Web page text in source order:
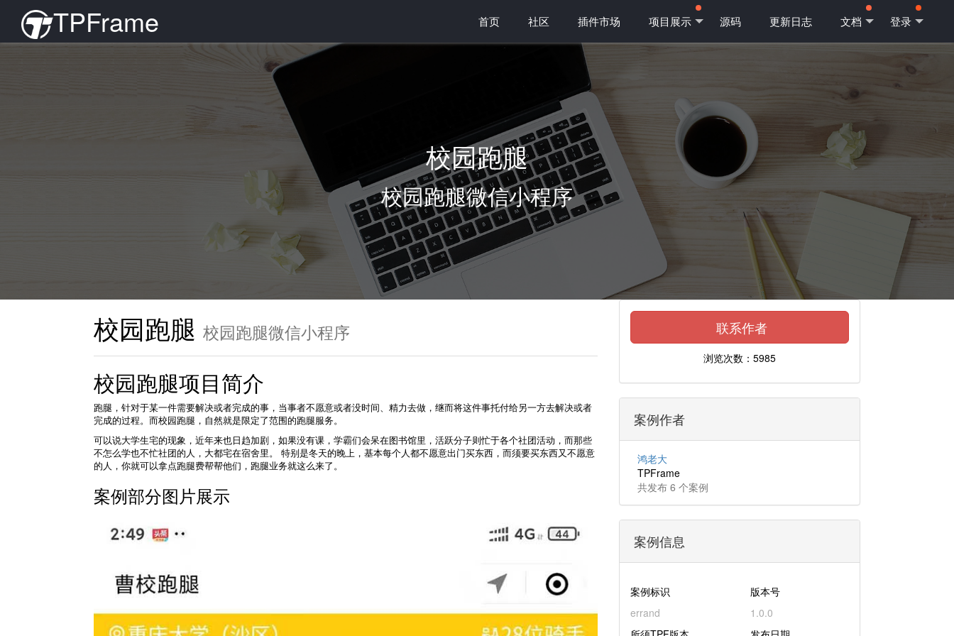
TPFrame 首页 社区 插件市场 项目展示 源码 更新日志 文档 登录
校园跑腿
校园跑腿微信小程序
校园跑腿 校园跑腿微信小程序
校园跑腿项目简介
跑腿，针对于某一件需要解决或者完成的事，当事者不愿意或者没时间、精力去做，继而将这件事托付给另一方去解决或者
完成的过程。而校园跑腿，自然就是限定了范围的跑腿服务。
可以说大学生宅的现象，近年来也日趋加剧，如果没有课，学霸们会呆在图书馆里，活跃分子则忙于各个社团活动，而那些
不怎么学也不忙社团的人，大都宅在宿舍里。 特别是冬天的晚上，基本每个人都不愿意出门买东西，而须要买东西又不愿意
的人，你就可以拿点跑腿费帮帮他们，跑腿业务就这么来了。
案例部分图片展示
联系作者
浏览次数：5985
案例作者
鸿老大
TPFrame
共发布 6 个案例
案例信息
案例标识
errand
版本号
1.0.0